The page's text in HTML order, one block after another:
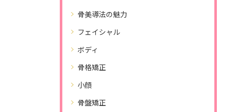
骨美導法の魅力
フェイシャル
ボディ
骨格矯正
小顔
骨盤矯正